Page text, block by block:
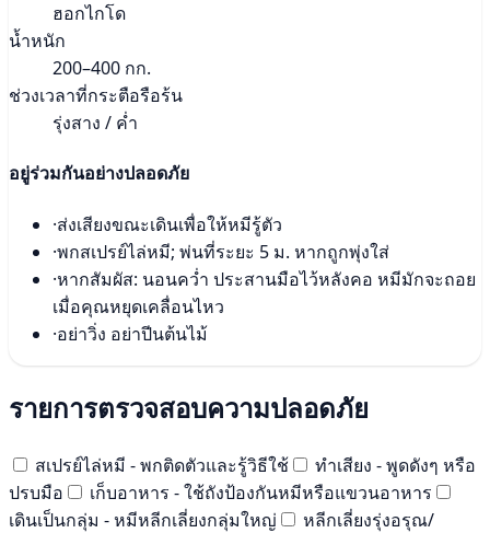
ฮอกไกโด
น้ำหนัก
200–400 กก.
ช่วงเวลาที่กระตือรือร้น
รุ่งสาง / ค่ำ
อยู่ร่วมกันอย่างปลอดภัย
·ส่งเสียงขณะเดินเพื่อให้หมีรู้ตัว
·พกสเปรย์ไล่หมี; พ่นที่ระยะ 5 ม. หากถูกพุ่งใส่
·หากสัมผัส: นอนคว่ำ ประสานมือไว้หลังคอ หมีมักจะถอย
เมื่อคุณหยุดเคลื่อนไหว
·อย่าวิ่ง อย่าปีนต้นไม้
รายการตรวจสอบความปลอดภัย
สเปรย์ไล่หมี - พกติดตัวและรู้วิธีใช้
ทำเสียง - พูดดังๆ หรือ
ปรบมือ
เก็บอาหาร - ใช้ถังป้องกันหมีหรือแขวนอาหาร
เดินเป็นกลุ่ม - หมีหลีกเลี่ยงกลุ่มใหญ่
หลีกเลี่ยงรุ่งอรุณ/